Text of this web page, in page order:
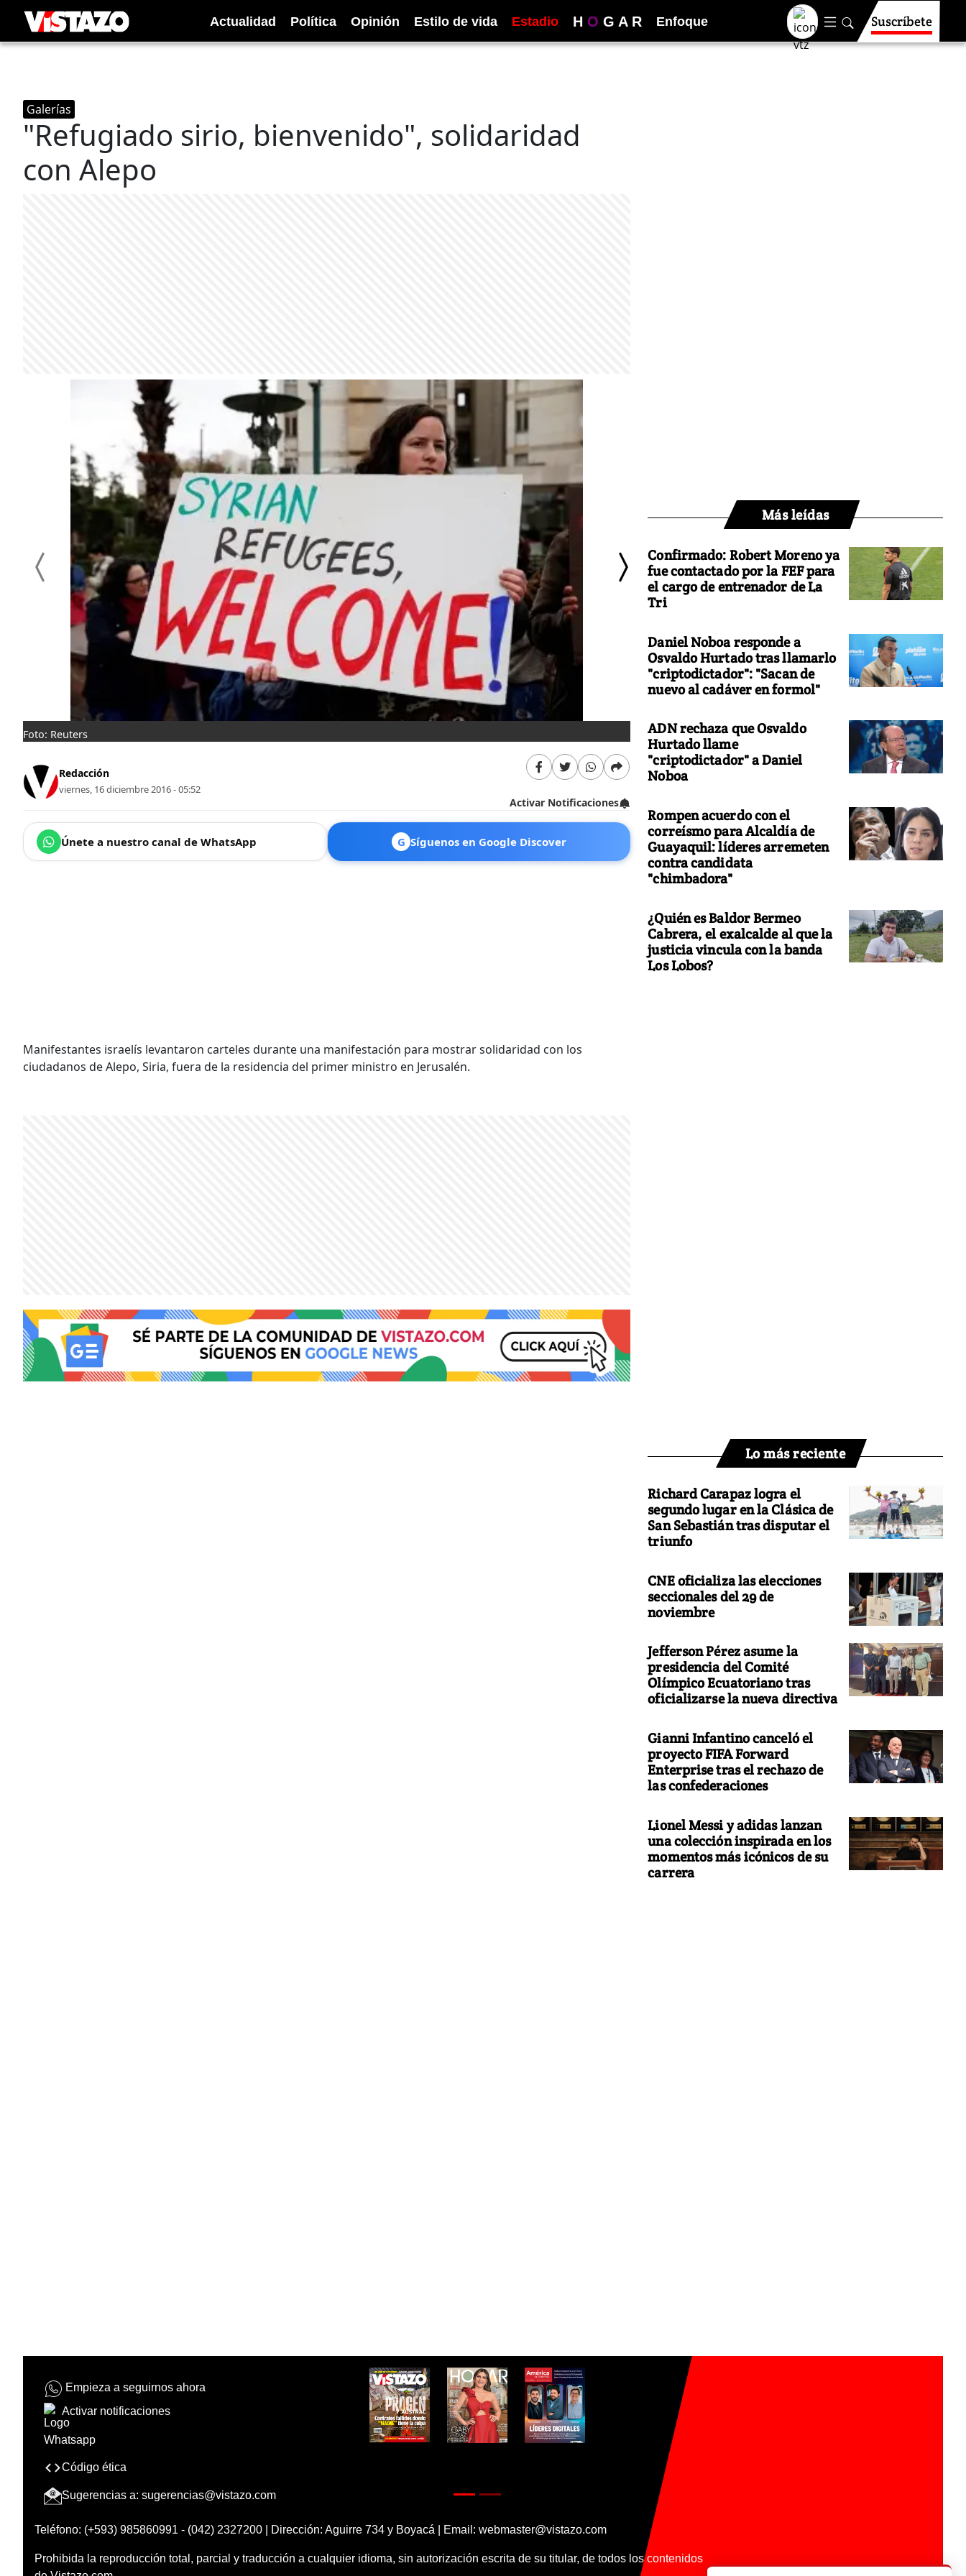
Actualidad Política Opinión Estilo de vida Estadio H O G A R Enfoque Suscríbete
Galerías
"Refugiado sirio, bienvenido", solidaridad
con Alepo
Foto: Reuters "Refugiado sirio, bienvenido", solidaridad con Alepo
Redacción
viernes, 16 diciembre 2016 - 05:52
Activar Notificaciones
Únete a nuestro canal de WhatsApp G Síguenos en Google Discover
Manifestantes israelís levantaron carteles durante una manifestación para mostrar solidaridad con los
ciudadanos de Alepo, Siria, fuera de la residencia del primer ministro en Jerusalén.
Más leídas
Confirmado: Robert Moreno ya
fue contactado por la FEF para
el cargo de entrenador de La
Tri
Daniel Noboa responde a
Osvaldo Hurtado tras llamarlo
"criptodictador": "Sacan de
nuevo al cadáver en formol"
ADN rechaza que Osvaldo
Hurtado llame
"criptodictador" a Daniel
Noboa
Rompen acuerdo con el
correísmo para Alcaldía de
Guayaquil: líderes arremeten
contra candidata
"chimbadora"
¿Quién es Baldor Bermeo
Cabrera, el exalcalde al que la
justicia vincula con la banda
Los Lobos?
Lo más reciente
Richard Carapaz logra el
segundo lugar en la Clásica de
San Sebastián tras disputar el
triunfo
CNE oficializa las elecciones
seccionales del 29 de
noviembre
Jefferson Pérez asume la
presidencia del Comité
Olímpico Ecuatoriano tras
oficializarse la nueva directiva
Gianni Infantino canceló el
proyecto FIFA Forward
Enterprise tras el rechazo de
las confederaciones
Lionel Messi y adidas lanzan
una colección inspirada en los
momentos más icónicos de su
carrera
Empieza a seguirnos ahora
Activar notificaciones
Código ética
Sugerencias a: sugerencias@vistazo.com
Teléfono: (+593) 985860991 - (042) 2327200 | Dirección: Aguirre 734 y Boyacá | Email: webmaster@vistazo.com
Prohibida la reproducción total, parcial y traducción a cualquier idioma, sin autorización escrita de su titular, de todos los contenidos